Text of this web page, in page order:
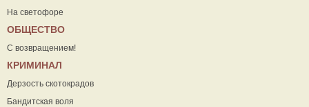
На светофоре
ОБЩЕСТВО
С возвращением!
КРИМИНАЛ
Дерзость скотокрадов
Бандитская воля